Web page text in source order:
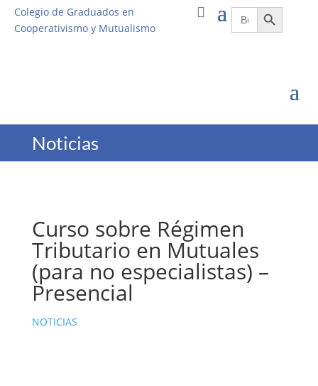
Colegio de Graduados en
Cooperativismo y Mutualismo
Buscar:Botón de búsqueda
Noticias
Curso sobre Régimen
Tributario en Mutuales
(para no especialistas) –
Presencial
NOTICIAS